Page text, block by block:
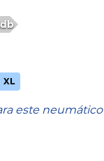
XL
este neumático